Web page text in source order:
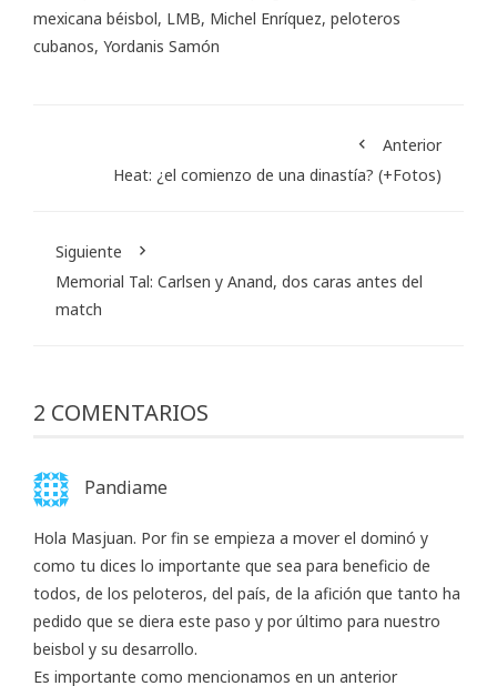
mexicana béisbol, LMB, Michel Enríquez, peloteros
cubanos, Yordanis Samón
Anterior
Heat: ¿el comienzo de una dinastía? (+Fotos)
Siguiente
Memorial Tal: Carlsen y Anand, dos caras antes del
match
2 COMENTARIOS
Pandiame
Hola Masjuan. Por fin se empieza a mover el dominó y
como tu dices lo importante que sea para beneficio de
todos, de los peloteros, del país, de la afición que tanto ha
pedido que se diera este paso y por último para nuestro
beisbol y su desarrollo.
Es importante como mencionamos en un anterior